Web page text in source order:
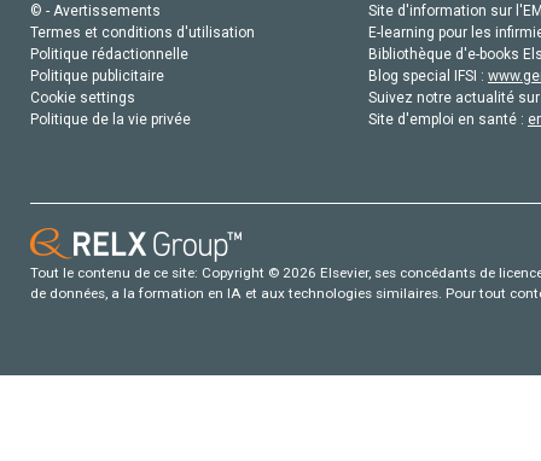
© - Avertissements
Termes et conditions d'utilisation
Politique rédactionnelle
Politique publicitaire
Cookie settings
Politique de la vie privée
Site d'information sur
E-learning pour les
Bibliothèque d'e-books
Blog special IFSI :
Suivez notre actualité
Site d'emploi en santé :
Tout le contenu de ce site: Copyright © 2026 Elsevier, ses concédants de
de données, a la formation en IA et aux technologies similaires. Pour tout